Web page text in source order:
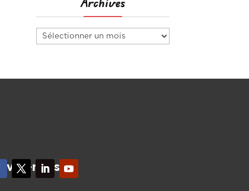
Archives
nous